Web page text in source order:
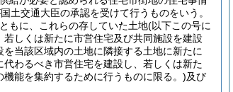
土交通大臣の承認を受けて行うものをいう。
もに、これらの存していた土地(以下この号に
しくは新たに市営住宅及び共同施設を建設
当該区域内の土地に隣接する土地に新たに
わるべき市営住宅を建設し、若しくは新た
機能を集約するために行うものに限る。)及び